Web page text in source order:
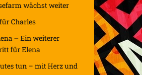
wächst weiter
Charles
– Ein weiterer
für Elena
tun – mit Herz und